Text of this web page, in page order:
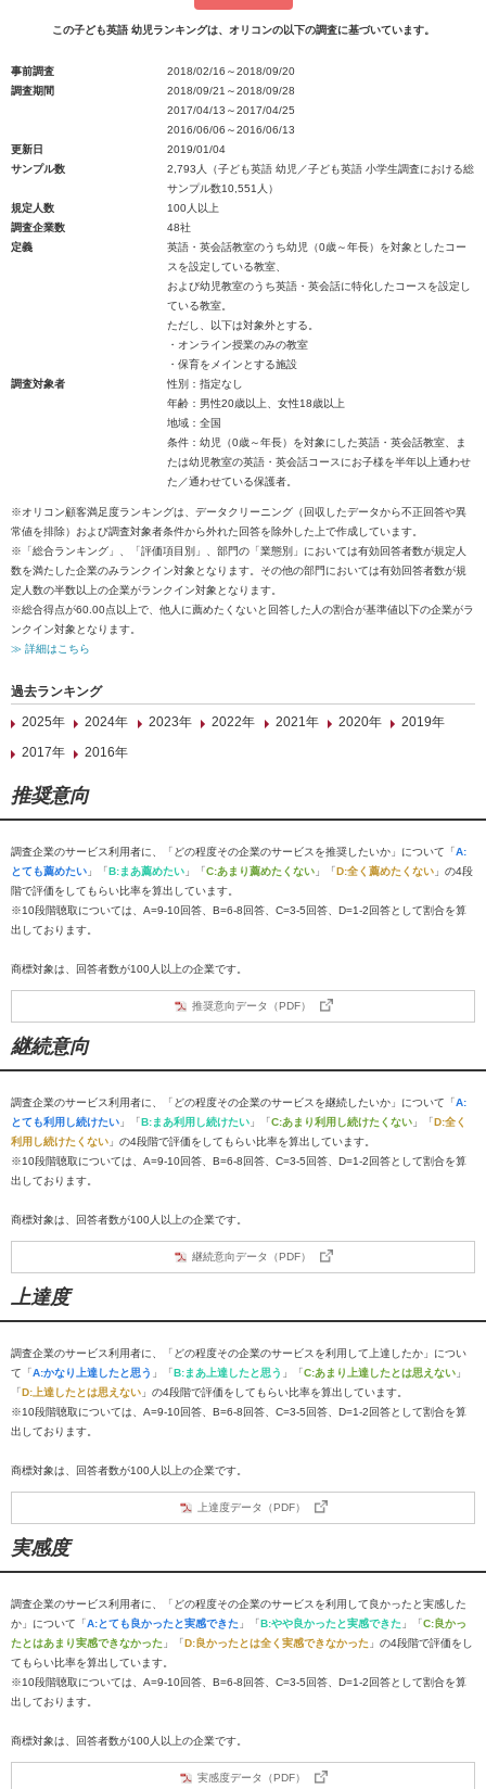
この子ども英語 幼児ランキングは、オリコンの以下の調査に基づいています。
事前調査
2018/02/16～2018/09/20
調査期間
2018/09/21～2018/09/28
2017/04/13～2017/04/25
2016/06/06～2016/06/13
更新日
2019/01/04
サンプル数
2,793人（子ども英語 幼児／子ども英語 小学生調査における総
サンプル数10,551人）
規定人数
100人以上
調査企業数
48社
定義
英語・英会話教室のうち幼児（0歳～年長）を対象としたコー
スを設定している教室、
および幼児教室のうち英語・英会話に特化したコースを設定し
ている教室。
ただし、以下は対象外とする。
・オンライン授業のみの教室
・保育をメインとする施設
調査対象者
性別：指定なし
年齢：男性20歳以上、女性18歳以上
地域：全国
条件：幼児（0歳～年長）を対象にした英語・英会話教室、ま
たは幼児教室の英語・英会話コースにお子様を半年以上通わせ
た／通わせている保護者。
※オリコン顧客満足度ランキングは、データクリーニング（回収したデータから不正回答や異
常値を排除）および調査対象者条件から外れた回答を除外した上で作成しています。
※「総合ランキング」、「評価項目別」、部門の「業態別」においては有効回答者数が規定人
数を満たした企業のみランクイン対象となります。その他の部門においては有効回答者数が規
定人数の半数以上の企業がランクイン対象となります。
※総合得点が60.00点以上で、他人に薦めたくないと回答した人の割合が基準値以下の企業がラ
ンクイン対象となります。
≫ 詳細はこちら
過去ランキング
2025年
2024年 2023年 2022年 2021年 2020年
2019年
2017年
2016年
推奨意向
調査企業のサービス利用者に、「どの程度その企業のサービスを推奨したいか」について「A:
とても薦めたい 」「B:まあ薦めたい 」「C:あまり薦めたくない 」「D:全く薦めたくない 」の4段
階で評価をしてもらい比率を算出しています。
※10段階聴取については、A=9-10回答、B=6-8回答、C=3-5回答、D=1-2回答として割合を算
出しております。
商標対象は、回答者数が100人以上の企業です。
推奨意向データ（PDF）
継続意向
調査企業のサービス利用者に、「どの程度その企業のサービスを継続したいか」について「A:
とても利用し続けたい 」「B:まあ利用し続けたい 」「C:あまり利用し続けたくない 」「D:全く
利用し続けたくない 」の4段階で評価をしてもらい比率を算出しています。
※10段階聴取については、A=9-10回答、B=6-8回答、C=3-5回答、D=1-2回答として割合を算
出しております。
商標対象は、回答者数が100人以上の企業です。
継続意向データ（PDF）
上達度
調査企業のサービス利用者に、「どの程度その企業のサービスを利用して上達したか」につい
て「A:かなり上達したと思う 」「B:まあ上達したと思う 」「C:あまり上達したとは思えない 」
「D:上達したとは思えない 」の4段階で評価をしてもらい比率を算出しています。
※10段階聴取については、A=9-10回答、B=6-8回答、C=3-5回答、D=1-2回答として割合を算
出しております。
商標対象は、回答者数が100人以上の企業です。
上達度データ（PDF）
実感度
調査企業のサービス利用者に、「どの程度その企業のサービスを利用して良かったと実感した
か」について「A:とても良かったと実感できた 」「B:やや良かったと実感できた 」「C:良かっ
たとはあまり実感できなかった 」「D:良かったとは全く実感できなかった 」の4段階で評価をし
てもらい比率を算出しています。
※10段階聴取については、A=9-10回答、B=6-8回答、C=3-5回答、D=1-2回答として割合を算
出しております。
商標対象は、回答者数が100人以上の企業です。
実感度データ（PDF）